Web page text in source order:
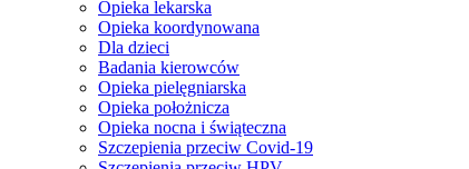
Opieka lekarska
Opieka koordynowana
Dla dzieci
Badania kierowców
Opieka pielęgniarska
Opieka położnicza
Opieka nocna i świąteczna
Szczepienia przeciw Covid-19